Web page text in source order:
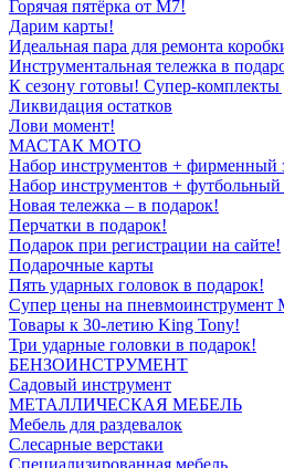
Горячая пятёрка от M7!
Дарим карты!
Идеальная пара для ремонта
Инструментальная тележка в
К сезону готовы! Супер-
Ликвидация остатков
Лови момент!
МАСТАК МОТО
Набор инструментов + фирменный
Набор инструментов +
Новая тележка – в подарок!
Перчатки в подарок!
Подарок при регистрации на сайте!
Подарочные карты
Пять ударных головок в подарок!
Супер цены на
Товары к 30-летию King Tony!
Три ударные головки в подарок!
БЕНЗОИНСТРУМЕНТ
Садовый инструмент
МЕТАЛЛИЧЕСКАЯ МЕБЕЛЬ
Мебель для раздевалок
Слесарные верстаки
Специализированная мебель